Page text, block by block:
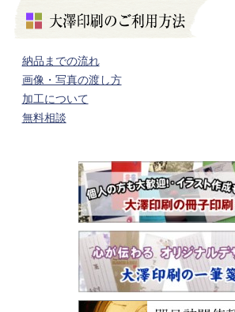
納品までの流れ
画像・写真の渡し方
加工について
無料相談